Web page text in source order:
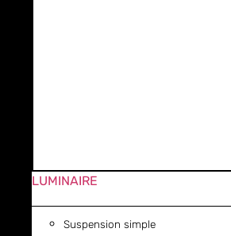
LUMINAIRE
Suspension simple